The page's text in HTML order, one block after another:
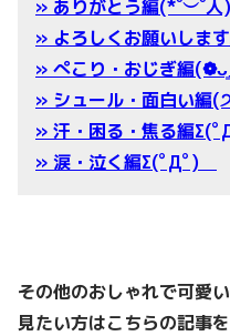
» ありがとう編(*˘︶˘人)
» よろしくお願いしま
» ぺこり・おじぎ編
» シュール・面白い編
» 汗・困る・焦る編Σ(
» 涙・泣く編Σ(ﾟДﾟ)
その他のおしゃれで可愛
見たい方はこちらの記事